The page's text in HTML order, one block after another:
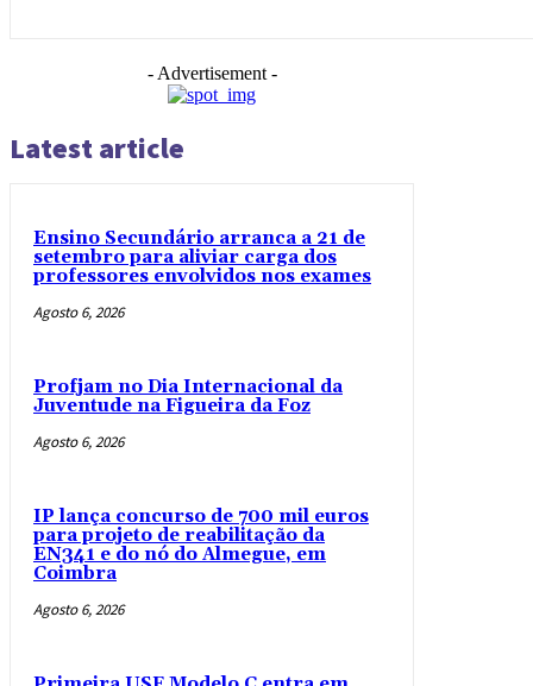
- Advertisement -
Latest article
Ensino Secundário arranca a 21 de
setembro para aliviar carga dos
professores envolvidos nos exames
Agosto 6, 2026
Profjam no Dia Internacional da
Juventude na Figueira da Foz
Agosto 6, 2026
IP lança concurso de 700 mil euros
para projeto de reabilitação da
EN341 e do nó do Almegue, em
Coimbra
Agosto 6, 2026